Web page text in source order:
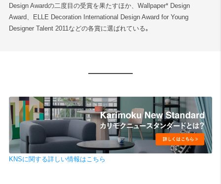
Design Awardの二度目の受賞を果たすほか、Wallpaper* Design
Award、ELLE Decoration International Design Award for Young
Designer Talent 2011などの各賞に選ばれている｡
KNSに関する詳しい情報はこちら